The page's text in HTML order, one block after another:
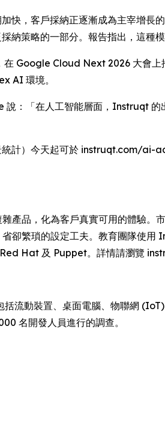
快，客戶採納正逐漸成為主宰增
納策略的一部分。報告指出，這種
Google Cloud Next 2026 大會上
AI 環境。
：「在人工智能層面，Instruqt 的
統計）今天起可於 instruqt.com/ai-
產品，化為客戶真實可用的體驗
卻繁瑣的設定工夫。教育團隊使
Hat 及 Puppet。詳情請瀏覽
流動裝置、桌面電腦、物聯網
名開發人員進行的調查。